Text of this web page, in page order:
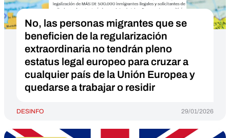
No, las personas migrantes que se
beneficien de la regularización
extraordinaria no tendrán pleno
estatus legal europeo para cruzar a
cualquier país de la Unión Europea y
quedarse a trabajar o residir
DESINFO 29/01/2026